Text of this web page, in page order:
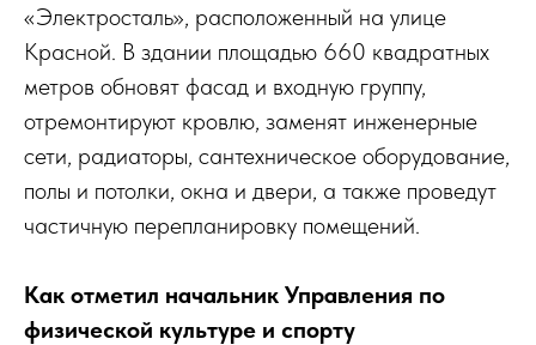
«Электросталь», расположенный на улице
Красной. В здании площадью 660 квадратных
метров обновят фасад и входную группу,
отремонтируют кровлю, заменят инженерные
сети, радиаторы, сантехническое оборудование,
полы и потолки, окна и двери, а также проведут
частичную перепланировку помещений.
Как отметил начальник Управления по
физической культуре и спорту